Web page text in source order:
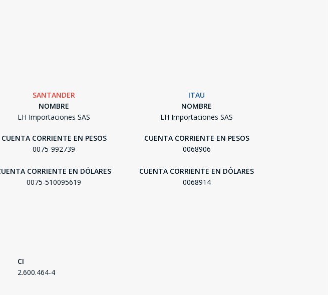
SANTANDER
NOMBRE
LH Importaciones SAS
CUENTA CORRIENTE EN PESOS
0075-992739
CORRIENTE EN DÓLARES
0075-510095619
ITAU
NOMBRE
LH Importaciones SAS
CUENTA CORRIENTE EN PESOS
0068906
CUENTA CORRIENTE EN DÓLARES
0068914
CI
2.600.464-4